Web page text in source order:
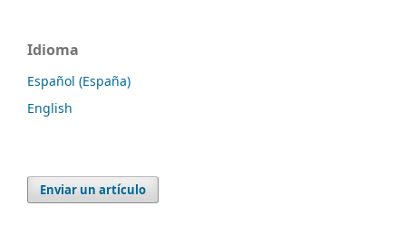
Idioma
Español (España)
English
Enviar un artículo